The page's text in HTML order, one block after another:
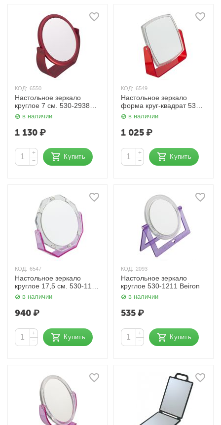
КОД: 6550
Настольное зеркало
круглое 7 см. 530-2938
Beiron
в наличии
1 130₽
+
−
Купить
КОД: 6549
Настольное зеркало
форма круг-квадрат 530-
1216 Beiron
в наличии
1 025₽
+
−
Купить
КОД: 6547
Настольное зеркало
круглое 17,5 см. 530-1138
Beiron
в наличии
940₽
+
−
Купить
КОД: 2093
Настольное зеркало
круглое 530-1211 Beiron
в наличии
535₽
+
−
Купить